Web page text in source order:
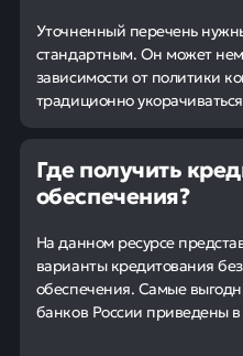
Уточненный перечень
стандартным. Он может
зависимости от политики
традиционно
Где получить
обеспечения?
На данном ресурсе
варианты кредитования
обеспечения. Самые
банков России приведены